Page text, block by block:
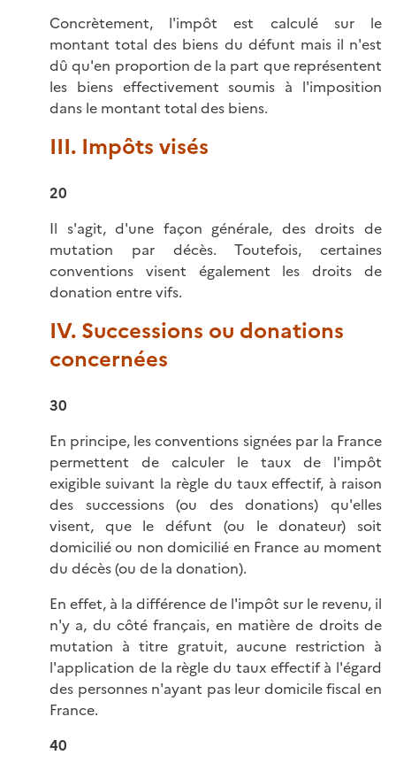
Concrètement, l'impôt est calculé sur le
montant total des biens du défunt mais il n'est
dû qu'en proportion de la part que représentent
les biens effectivement soumis à l'imposition
dans le montant total des biens.
III. Impôts visés
20
Il s'agit, d'une façon générale, des droits de
mutation par décès. Toutefois, certaines
conventions visent également les droits de
donation entre vifs.
IV. Successions ou donations
concernées
30
En principe, les conventions signées par la France
permettent de calculer le taux de l'impôt
exigible suivant la règle du taux effectif, à raison
des successions (ou des donations) qu'elles
visent, que le défunt (ou le donateur) soit
domicilié ou non domicilié en France au moment
du décès (ou de la donation).
En effet, à la différence de l'impôt sur le revenu, il
n'y a, du côté français, en matière de droits de
mutation à titre gratuit, aucune restriction à
l'application de la règle du taux effectif à l'égard
des personnes n'ayant pas leur domicile fiscal en
France.
40